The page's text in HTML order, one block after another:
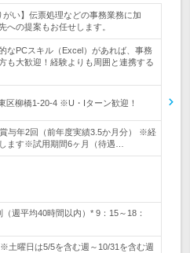
がい】伝票処理などの事務業務に加
への提案もお任せします。
なPCスキル（Excel）があれば、事務
も大歓迎！経験よりも周囲と連携する
区柳橋1-20-4 ※U・Iターン歓迎！
与年2回（前年度実績3.5か月分） ※経
ます※試用期間6ヶ月（待遇…
週平均40時間以内）* 9：15～18：
土曜日は5/5を含む週～10/31を含む週